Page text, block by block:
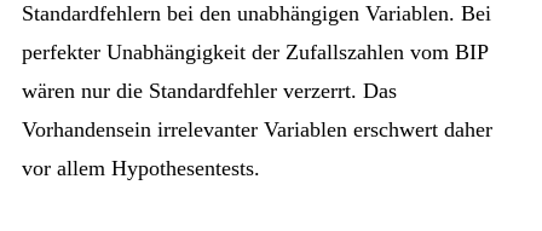
Standardfehlern bei den unabhängigen Variablen. Bei
perfekter Unabhängigkeit der Zufallszahlen vom BIP
wären nur die Standardfehler verzerrt. Das
Vorhandensein irrelevanter Variablen erschwert daher
vor allem Hypothesentests.